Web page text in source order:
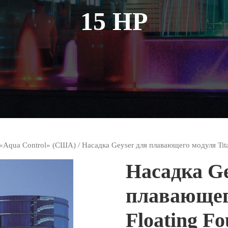
15 HP
Control» (США)/ Насадка Geyser для плавающего модуля
Насадка
Floating